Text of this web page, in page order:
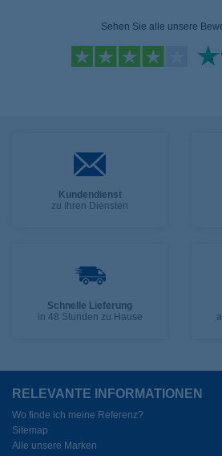
Sehen Sie alle unsere
Kundendienst
zu Ihren Diensten
Schnelle Lieferung
in 48 Stunden zu Hause
RELEVANTE INFORMATIONEN
Wo finde ich meine Referenz?
Sitemap
Alle unsere Marken